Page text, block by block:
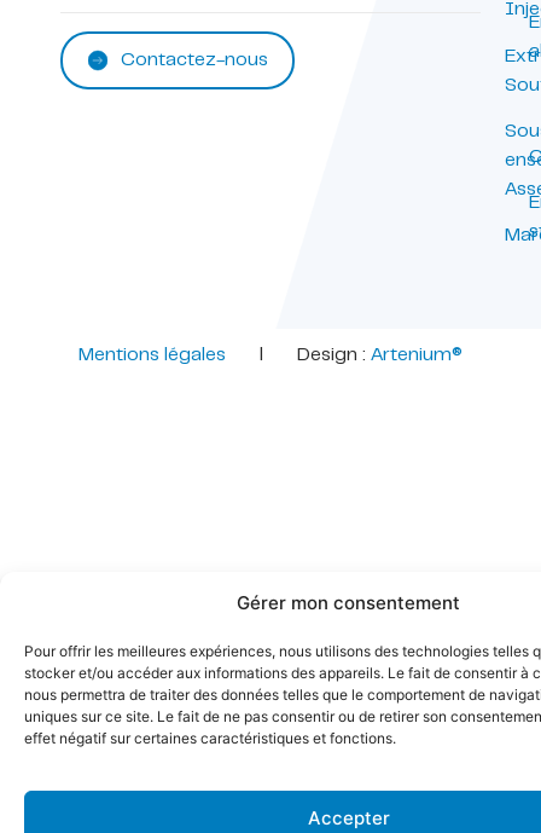
Gérer mon consentement
Pour offrir les meilleures expériences, nous utilisons des technologies telles
stocker et/ou accéder aux informations des appareils. Le fait de consentir à
nous permettra de traiter des données telles que le comportement de
uniques sur ce site. Le fait de ne pas consentir ou de retirer son
effet négatif sur certaines caractéristiques et fonctions.
Accepter
Contactez-nous
Mentions légales l Design : Artenium®